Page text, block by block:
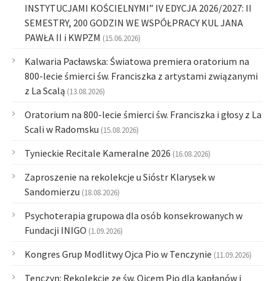
INSTYTUCJAMI KOŚCIELNYMI” IV EDYCJA 2026/2027: II
SEMESTRY, 200 GODZIN WE WSPÓŁPRACY KUL JANA
PAWŁA II i KWPZM (15.06.2026)
Kalwaria Pacławska: Światowa premiera oratorium na
800-lecie śmierci św. Franciszka z artystami związanymi
z La Scalą (13.08.2026)
Oratorium na 800-lecie śmierci św. Franciszka i głosy z La
Scali w Radomsku (15.08.2026)
Tynieckie Recitale Kameralne 2026 (16.08.2026)
Zaproszenie na rekolekcje u Sióstr Klarysek w
Sandomierzu (18.08.2026)
Psychoterapia grupowa dla osób konsekrowanych w
Fundacji INIGO (1.09.2026)
Kongres Grup Modlitwy Ojca Pio w Tenczynie (11.09.2026)
Tenczyn: Rekolekcje ze św. Ojcem Pio dla kapłanów i